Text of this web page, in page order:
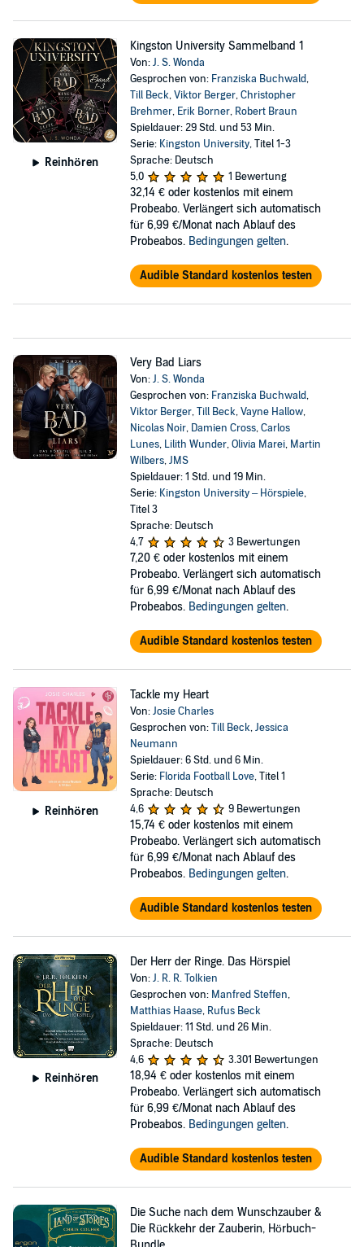
Reinhören
Kingston University Sammelband 1
Von:J. S. Wonda
Gesprochen von: Franziska Buchwald,
Till Beck,Viktor Berger,Christopher
Brehmer, Erik Borner, Robert Braun
Spieldauer: 29 Std. und 53 Min.
Serie: Kingston University, Titel 1-3
Sprache: Deutsch
5,0
1 Bewertung
32,14 € oder kostenlos mit einem
Probeabo. Verlängert sich automatisch
für 6,99 €/Monat nach Ablauf des
Probeabos. Bedingungen gelten.
Audible Standard kostenlos testen
Very Bad Liars
Von:J. S. Wonda
Gesprochen von: Franziska Buchwald,
Viktor Berger,Till Beck,Vayne Hallow,
Nicolas Noir, Damien Cross,Carlos
Lunes, Lilith Wunder,Olivia Marei, Martin
Wilbers,JMS
Spieldauer: 1 Std. und 19 Min.
Serie: Kingston University – Hörspiele,
Titel 3
Sprache: Deutsch
4,7
3 Bewertungen
7,20 € oder kostenlos mit einem
Probeabo. Verlängert sich automatisch
für 6,99 €/Monat nach Ablauf des
Probeabos. Bedingungen gelten.
Audible Standard kostenlos testen
Reinhören
Tackle my Heart
Von:Josie Charles
Gesprochen von:Till Beck,Jessica
Neumann
Spieldauer: 6 Std. und 6 Min.
Serie: Florida Football Love, Titel 1
Sprache: Deutsch
4,6
9 Bewertungen
15,74 € oder kostenlos mit einem
Probeabo. Verlängert sich automatisch
für 6,99 €/Monat nach Ablauf des
Probeabos. Bedingungen gelten.
Audible Standard kostenlos testen
Reinhören
Der Herr der Ringe. Das Hörspiel
Von:J. R. R. Tolkien
Gesprochen von: Manfred Steffen,
Matthias Haase, Rufus Beck
Spieldauer: 11 Std. und 26 Min.
Sprache: Deutsch
4,6
3.301 Bewertungen
18,94 € oder kostenlos mit einem
Probeabo. Verlängert sich automatisch
für 6,99 €/Monat nach Ablauf des
Probeabos. Bedingungen gelten.
Audible Standard kostenlos testen
Die Suche nach dem Wunschzauber &
Die Rückkehr der Zauberin, Hörbuch-